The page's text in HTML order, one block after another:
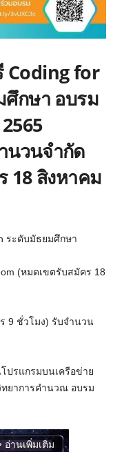
Coding for
กษา อบรม
นวนจำกัด
18 สิงหาคม
ระดับมัธยมศึกษา
(หมดเขตรับสมัคร 18
9 ชั่วโมง) รับจำนวน
ปรแกรมบนเครือข่าย
ทยาการคำนวณ อบรม
อ่านเพิ่มเติม